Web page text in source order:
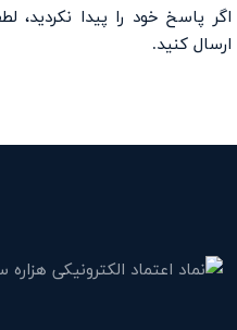
اگر پاسخ خود را پیدا نکردید،
ارسال کنید.